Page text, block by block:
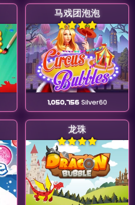
马戏团泡泡
1,050,756 Silver60
龙珠